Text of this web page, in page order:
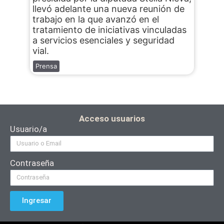
llevó adelante una nueva reunión de
trabajo en la que avanzó en el
tratamiento de iniciativas vinculadas
a servicios esenciales y seguridad
vial.
Prensa
Acceso usuarios
Usuario/a
Contraseña
Ingresar